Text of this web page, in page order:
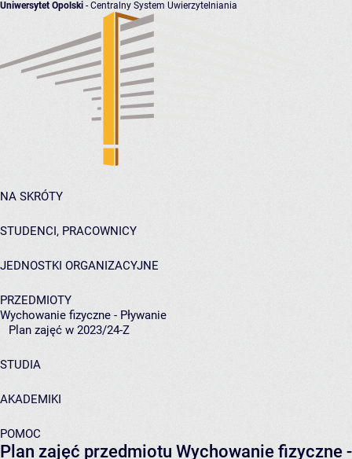
Uniwersytet Opolski - Centralny System Uwierzytelniania
NA SKRÓTY
STUDENCI, PRACOWNICY
JEDNOSTKI ORGANIZACYJNE
PRZEDMIOTY
Wychowanie fizyczne - Pływanie
Plan zajęć w 2023/24-Z
STUDIA
AKADEMIKI
POMOC
Plan zajęć przedmiotu Wychowanie fizyczne -